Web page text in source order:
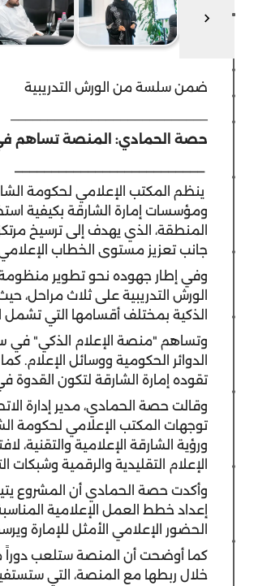
ضمن سلسة من الورش التدريبية
حصة الحمادي: المنصة تساهم في
ينظم المكتب الإعلامي لحكومة
ومؤسسات إمارة الشارقة بكيفية
المنطقة، الذي يهدف إلى ترسيخ
جانب تعزيز مستوى الخطاب
وفي إطار جهوده نحو تطوير منظومة
الذكية بمختلف أقسامها التي تشمل
وتساهم "منصة الإعلام الذكي" في
الدوائر الحكومية ووسائل
تقوده إمارة الشارقة لتكون القدوة
وقالت حصة الحمادي، مدير إدارة
توجهات المكتب الإعلامي لحكومة
ورؤية الشارقة الإعلامية
الإعلام التقليدية والرقمية وشبكات
وأكدت حصة الحمادي أن المشروع
إعداد خطط العمل الإعلامية
الحضور الإعلامي الأمثل للإمارة
كما أوضحت أن المنصة ستلعب دوراً
خلال ربطها مع المنصة، التي